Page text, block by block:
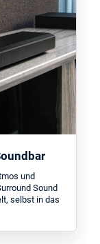
und
Sound
selbst in das